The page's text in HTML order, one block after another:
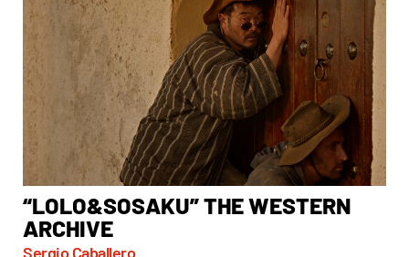
“LOLO&SOSAKU” THE WESTERN
ARCHIVE
Sergio Caballero